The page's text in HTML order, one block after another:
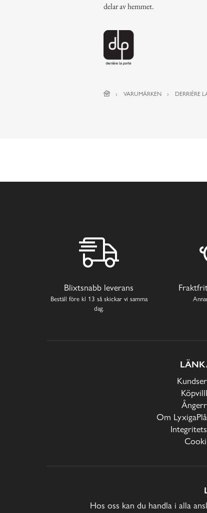
delar av hemmet.
VARUMÄRKEN DERRIÈRE
Blixtsnabb leverans
Beställ före kl 13 så skickar vi samma
dag.
Om
Hos oss kan du handla i alla